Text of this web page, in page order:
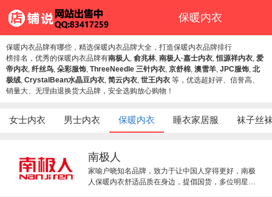
保暖内衣
保暖内衣品牌有哪些，精选保暖内衣品牌大全，打造保暖内衣品牌排行
榜排名，优秀的保暖内衣品牌有南极人, 俞兆林, 南极人·嘉士内衣,恒源祥内衣, 爱
帝内衣, 纤丝鸟, 朵彩服饰, ThreeNeedle 三针内衣, 京舒棉, 澳雪羊, JPC服饰, 北
极绒, CrystalBean水晶豆内衣, 简云内衣, 世王内衣 等，优选超好评、信誉高、
销量大、无理由退换货大品牌，安全选购放心购物！
女士内衣 男士内衣 保暖内衣 睡衣家居服 袜子丝
南极人
家喻户晓知名品牌，致力于让中国人穿得更好，南极
人保暖内衣舒适品质在身边，提倡国货，多位明星为